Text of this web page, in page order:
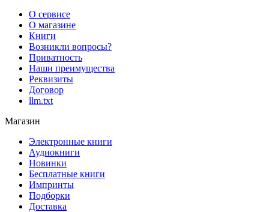
О сервисе
О магазине
Книги
Возникли вопросы?
Приватность
Наши преимущества
Реквизиты
Договор
llm.txt
Магазин
Электронные книги
Аудиокниги
Новинки
Бесплатные книги
Импринты
Подборки
Доставка